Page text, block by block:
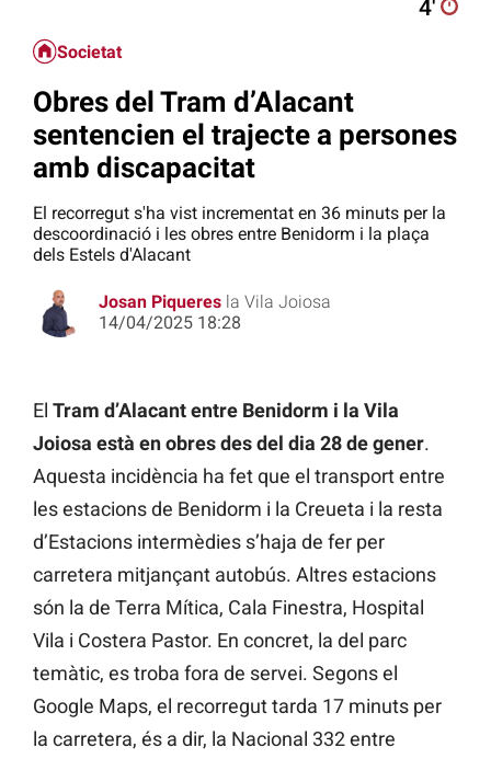
4′
Societat
Obres del Tram d’Alacant
sentencien el trajecte a persones
amb discapacitat
El recorregut s'ha vist incrementat en 36 minuts per la
descoordinació i les obres entre Benidorm i la plaça
dels Estels d'Alacant
Josan Piqueres la Vila Joiosa
14/04/2025 18:28
El Tram d’Alacant entre Benidorm i la Vila
Joiosa està en obres des del dia 28 de gener.
Aquesta incidència ha fet que el transport entre
les estacions de Benidorm i la Creueta i la resta
d’Estacions intermèdies s’haja de fer per
carretera mitjançant autobús. Altres estacions
són la de Terra Mítica, Cala Finestra, Hospital
Vila i Costera Pastor. En concret, la del parc
temàtic, es troba fora de servei. Segons el
Google Maps, el recorregut tarda 17 minuts per
la carretera, és a dir, la Nacional 332 entre